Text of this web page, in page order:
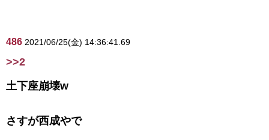
486 2021/06/25(金) 14:36:41.69
>>2
土下座崩壊w
さすが西成やで